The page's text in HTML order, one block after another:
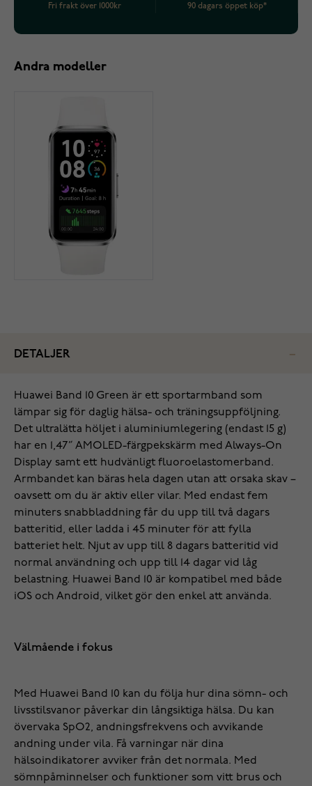
Fri frakt över 1000kr 90 dagars öppet köp*
Andra modeller
DETALJER
Huawei Band 10 Green är ett sportarmband som
lämpar sig för daglig hälsa- och träningsuppföljning.
Det ultralätta höljet i aluminiumlegering (endast 15 g)
har en 1,47” AMOLED-färgpekskärm med Always-On
Display samt ett hudvänligt fluoroelastomerband.
Armbandet kan bäras hela dagen utan att orsaka skav –
oavsett om du är aktiv eller vilar. Med endast fem
minuters snabbladdning får du upp till två dagars
batteritid, eller ladda i 45 minuter för att fylla
batteriet helt. Njut av upp till 8 dagars batteritid vid
normal användning och upp till 14 dagar vid låg
belastning. Huawei Band 10 är kompatibel med både
iOS och Android, vilket gör den enkel att använda.
Välmående i fokus
Med Huawei Band 10 kan du följa hur dina sömn- och
livsstilsvanor påverkar din långsiktiga hälsa. Du kan
övervaka SpO2, andningsfrekvens och avvikande
andning under vila. Få varningar när dina
hälsoindikatorer avviker från det normala. Med
sömnpåminnelser och funktioner som vitt brus och